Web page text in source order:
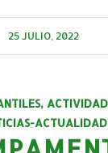
25 JULIO, 2022
,
ACTUALIDAD